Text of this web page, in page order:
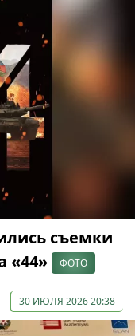
съемки
«44»
ФОТО
30 ИЮЛЯ 2026 20:38